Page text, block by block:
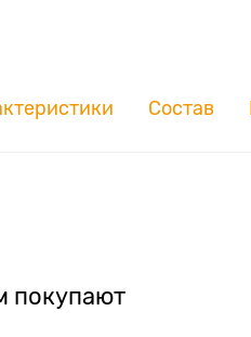
Состав
покупают